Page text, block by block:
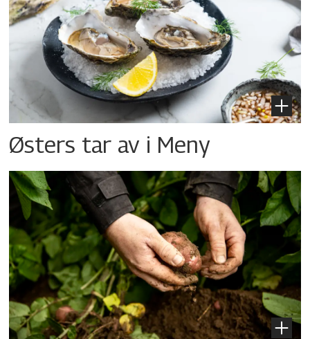
Østers tar av i Meny